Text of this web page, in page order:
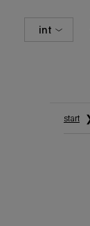
int
start